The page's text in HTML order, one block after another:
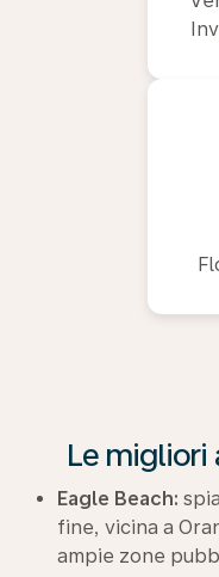
Le migliori
Eagle Beach:
fine, vicina a
ampie zone